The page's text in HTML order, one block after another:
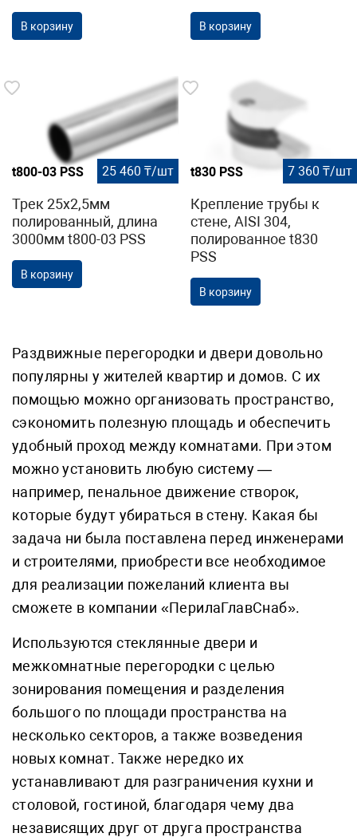
В корзину В корзину
t800-03 PSS 25 460 ₸/шт
Трек 25х2,5мм
полированный, длина
3000мм t800-03 PSS
В корзину
t830 PSS 7 360 ₸/шт
Крепление трубы к
стене, AISI 304,
полированное t830
PSS
В корзину
Раздвижные перегородки и двери довольно
популярны у жителей квартир и домов. С их
помощью можно организовать пространство,
сэкономить полезную площадь и обеспечить
удобный проход между комнатами. При этом
можно установить любую систему —
например, пенальное движение створок,
которые будут убираться в стену. Какая бы
задача ни была поставлена перед инженерами
и строителями, приобрести все необходимое
для реализации пожеланий клиента вы
сможете в компании «ПерилаГлавСнаб».
Используются стеклянные двери и
межкомнатные перегородки с целью
зонирования помещения и разделения
большого по площади пространства на
несколько секторов, а также возведения
новых комнат. Также нередко их
устанавливают для разграничения кухни и
столовой, гостиной, благодаря чему два
независящих друг от друга пространства